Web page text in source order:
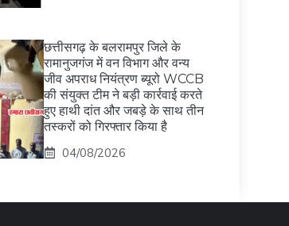
छत्तीसगढ़ के बलरामपुर जिले के
रामानुजगंज में वन विभाग और वन्य
जीव अपराध नियंत्रण ब्यूरो WCCB
की संयुक्त टीम ने बड़ी कार्रवाई करते
हुए हाथी दांत और जबड़े के साथ तीन
तस्करों को गिरफ्तार किया है
04/08/2026